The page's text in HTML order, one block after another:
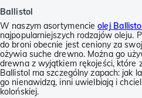
Ballistol
W naszym asortymencieolej
najpopularniejszych rodzajów oleju.
do broni obecnie jest ceniony za
ożywia suche drewno. Można go
drewna z wyjątkiem rękojeści, które
Ballistol ma szczególny zapach: jak
go nienawidzą, inni uwielbiają i
kolońskiej.